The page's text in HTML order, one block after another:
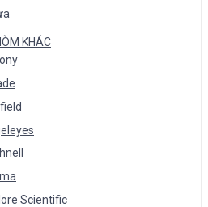
KHÁC
Scientific